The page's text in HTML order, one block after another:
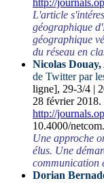
L'article
géographique
géographique
du réseau en
Nicolas Douay,
de Twitter par
ligne], 29-3/4 |
28 février
http://
10.4000/
Une approche
élus. Une
communication
Dorian